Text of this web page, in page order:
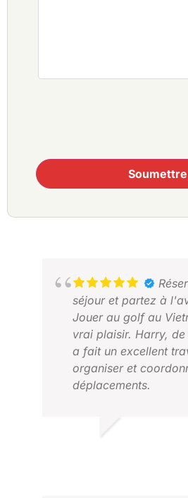
Soumettre
séjour et partez à
Jouer au golf au
vrai plaisir. Harry, de
a fait un excellent
organiser et
déplacements.